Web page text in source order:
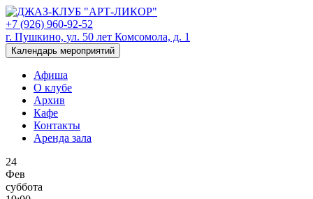
+7 (926) 960-92-52
г. Пушкино, ул. 50 лет Комсомола, д. 1
Календарь мероприятий
Афиша
О клубе
Архив
Кафе
Контакты
Аренда зала
24
Фев
суббота